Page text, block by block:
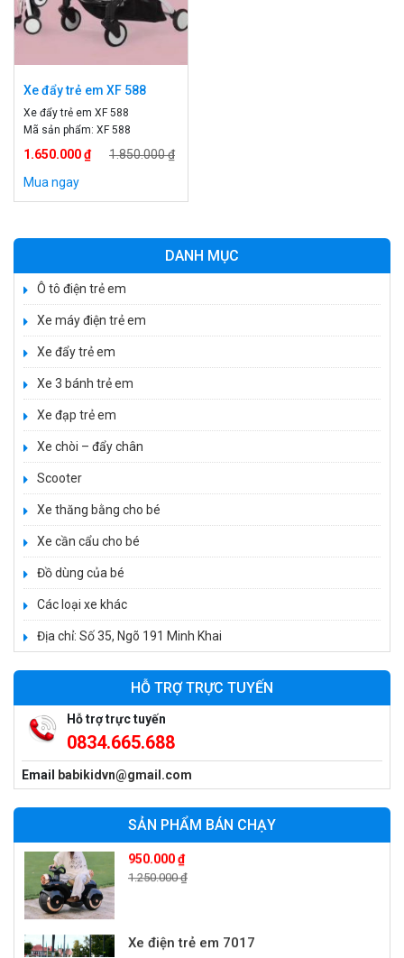
Xe đẩy trẻ em XF 588
Xe đẩy trẻ em XF 588
Mã sản phẩm: XF 588
Độ tuổi: Dưới 3 tuổi
Giới tính: bé trai, bé gái
Chất liệu: cao cấp , an toàn
Chất liệu : vải cao cấp và hợp
1.650.000 ₫
1.850.000 ₫
Mua ngay
DANH MỤC
Ô tô điện trẻ em
Xe máy điện trẻ em
Xe đẩy trẻ em
Xe 3 bánh trẻ em
Xe đạp trẻ em
Xe chòi – đẩy chân
Scooter
Xe thăng bằng cho bé
Xe cần cẩu cho bé
Đồ dùng của bé
Các loại xe khác
Địa chỉ: Số 35, Ngõ 191 Minh Khai
HỖ TRỢ TRỰC TUYẾN
Hỗ trợ trực tuyến
0834.665.688
Email babikidvn@gmail.com
SẢN PHẨM BÁN CHẠY
Xe 3 bánh đạp trẻ em FE-188
Xe 3 bánh trẻ em 968
350.000 ₫
Xe máy điện trẻ em vecpa XW02
1.250.000 ₫
Xe cần cẩu trẻ em KS-518
900.000 ₫
1.250.000 ₫
Xe máy điện trẻ em T118
950.000 ₫
Xe điện trẻ em 7017
900.000 ₫